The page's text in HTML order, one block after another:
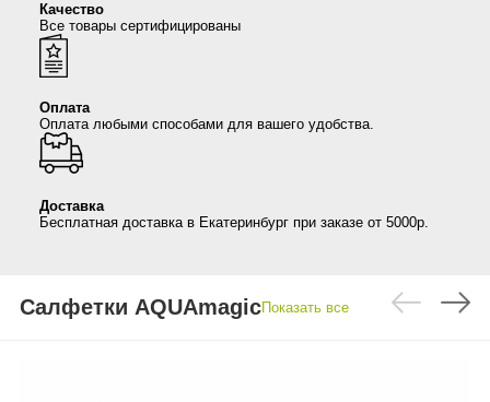
Totty
Anny Rey
Intilia
Green Minds
Качество
Все товары сертифицированы
Оплата
Оплата любыми способами для вашего удобства.
Доставка
Бесплатная доставка в Екатеринбург при заказе от 5000р.
Салфетки AQUAmagicПоказать все